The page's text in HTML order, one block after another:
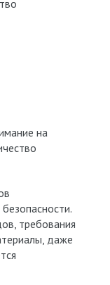
на
требования
даже